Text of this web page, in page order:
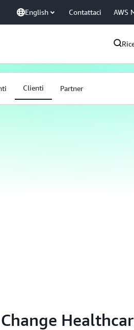
English Contattaci AWS
Clienti Partner
Change